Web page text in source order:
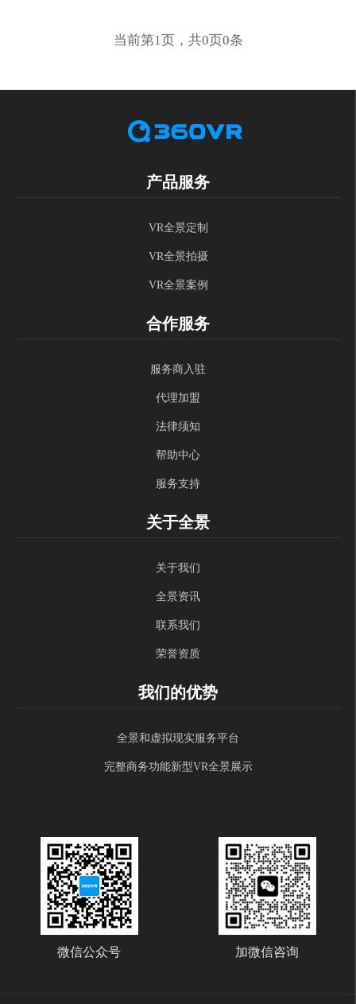
当前第1页，共0页0条
产品服务
VR全景定制
VR全景拍摄
VR全景案例
合作服务
服务商入驻
代理加盟
法律须知
帮助中心
服务支持
关于全景
关于我们
全景资讯
联系我们
荣誉资质
我们的优势
全景和虚拟现实服务平台
完整商务功能新型VR全景展示
微信公众号 加微信咨询